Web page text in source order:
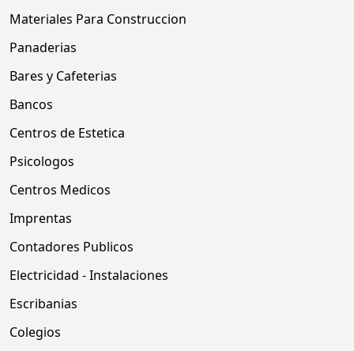
Materiales Para Construccion
Panaderias
Bares y Cafeterias
Bancos
Centros de Estetica
Psicologos
Centros Medicos
Imprentas
Contadores Publicos
Electricidad - Instalaciones
Escribanias
Colegios